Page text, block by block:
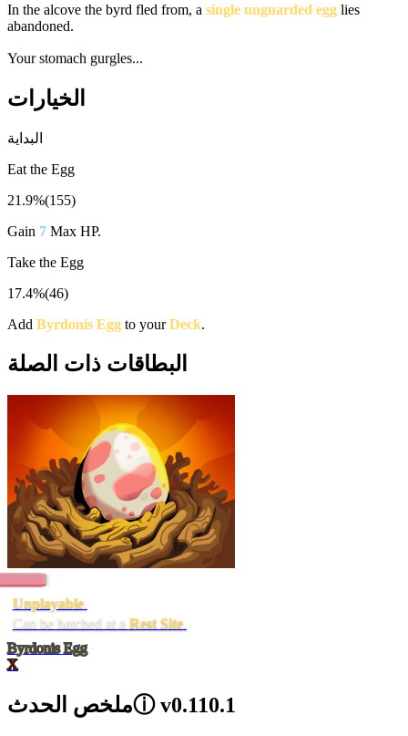
In the alcove the byrd fled from, a single unguarded egg lies
abandoned.
Your stomach gurgles...
الخيارات
البداية
Eat the Egg
21.9%(155)
Gain 7 Max HP.
Take the Egg
17.4%(46)
Add Byrdonis Egg to yourDeck.
البطاقات ذات الصلة
Unplayable.
Can be hatched at a Rest Site.
Byrdonis Egg
X
ملخص الحدثⓘv0.110.1